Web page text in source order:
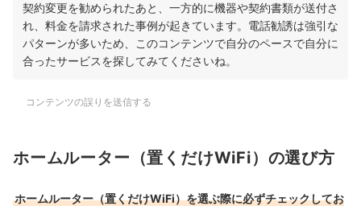
契約変更を勧められたあと、一方的に機器や契約書類が送付さ
れ、料金を請求された事例が起きています。電話勧誘は強引な
パターンが多いため、このコンテンツで自分のペースで自分に
合ったサービスを探してみてくださいね。
コンテンツの誤りを送信する
ホームルーター（置くだけWiFi）の選び方
ホームルーター（置くだけWiFi）を選ぶ際に必ずチェックしてお